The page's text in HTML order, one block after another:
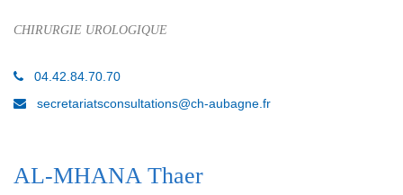
CHIRURGIE UROLOGIQUE
04.42.84.70.70
secretariatsconsultations@ch-aubagne.fr
AL-MHANA Thaer